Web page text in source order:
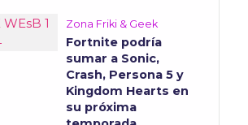
Zona Friki & Geek
Fortnite podría
sumar a Sonic,
Crash, Persona 5 y
Kingdom Hearts en
su próxima